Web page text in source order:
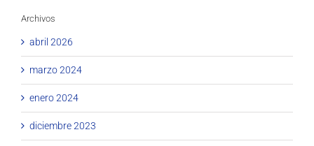
Archivos
abril 2026
marzo 2024
enero 2024
diciembre 2023